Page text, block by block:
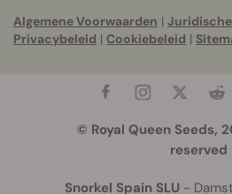
Algemene Voorwaarden |
Privacybeleid | Cookiebeleid |
© Royal Queen Seeds,
reserved
Snorkel Spain SLU -